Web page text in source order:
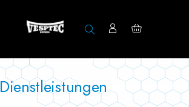
Dienstleistungen